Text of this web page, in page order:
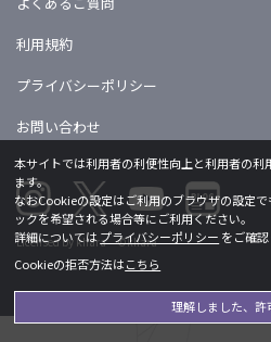
利用規約
プライバシーポリシー
お問い合わせ
Licensed by khara ©khara
本サイトでは利用者の利便性向上と利用者の
ます。
なおCookieの設定はご利用のブラウザの設定
ックを希望される場合等にご利用ください。
詳細についてはプライバシーポリシー をご確認
Cookieの拒否方法はこちら
理解しました、許